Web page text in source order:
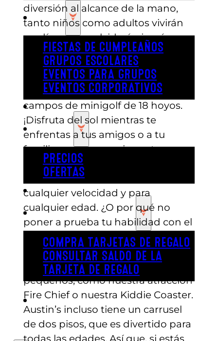
FIESTA
FIESTAS DE CUMPLEAÑOS
GRUPOS ESCOLARES
EVENTOS PARA GRUPOS
EVENTOS CORPORATIVOS
REVL
PRECIOS
OFERTAS
COMPRAR ENTRADAS
TARJETAS DE REGALO
COMPRA TARJETAS DE REGALO
CONSULTAR SALDO DE LA
TARJETA DE REGALO
ENGLISH
diversión al alcance de la mano,
tanto niños como adultos vivirán
un día que no olvidarán jamás.
Austin’s tiene una amplia lista de
atracciones al aire libre, como
karts, barcas de choque y dos
campos de minigolf de 18 hoyos.
¡Disfruta del sol mientras te
enfrentas a tus amigos o a tu
familia en una emocionante
carrera de karts! Con tres pistas
para elegir, hay diversión a
cualquier velocidad y para
cualquier edad. ¿O por qué no
poner a prueba tu habilidad con el
putt con una divertida partida de
minigolf? También hay algunas
atracciones geniales para los más
pequeños, como nuestra atracción
Fire Chief o nuestra Kiddie Coaster.
Austin’s incluso tiene un carrusel
de dos pisos, que es divertido para
todas las edades. Así que, si estás